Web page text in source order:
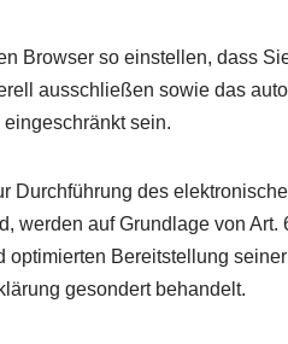
Browser so einstellen, dass
ausschließen sowie das
sein.
Durchführung des
werden auf Grundlage von
optimierten Bereitstellung
gesondert behandelt.